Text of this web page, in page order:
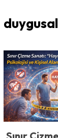
duygusal